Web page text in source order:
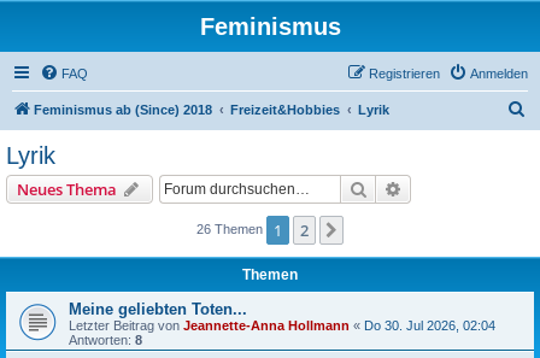
Feminismus
FAQ Anmelden
Registrieren
Feminismus ab (Since) 2018 Freizeit&Hobbies Lyrik
Lyrik
Neues Thema Suche
26 Themen 1 2
Themen
Meine geliebten Toten...
Letzter Beitrag von Jeannette-Anna Hollmann « Do 30. Jul 2026, 02:04
Antworten: 8